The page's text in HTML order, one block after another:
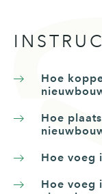
Hoe
Hoe
Hoe voeg
Hoe voeg